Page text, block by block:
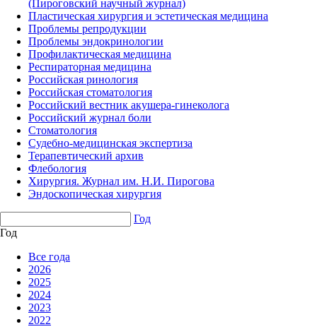
(Пироговский научный журнал)
Пластическая хирургия и эстетическая медицина
Проблемы репродукции
Проблемы эндокринологии
Профилактическая медицина
Респираторная медицина
Российская ринология
Российская стоматология
Российский вестник акушера-гинеколога
Российский журнал боли
Стоматология
Судебно-медицинская экспертиза
Терапевтический архив
Флебология
Хирургия. Журнал им. Н.И. Пирогова
Эндоскопическая хирургия
Год
Год
Все года
2026
2025
2024
2023
2022